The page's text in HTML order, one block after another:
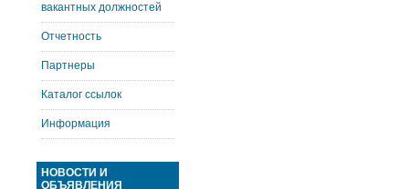
вакантных должностей
Отчетность
Партнеры
Каталог ссылок
Информация
НОВОСТИ И
ОБЪЯВЛЕНИЯ